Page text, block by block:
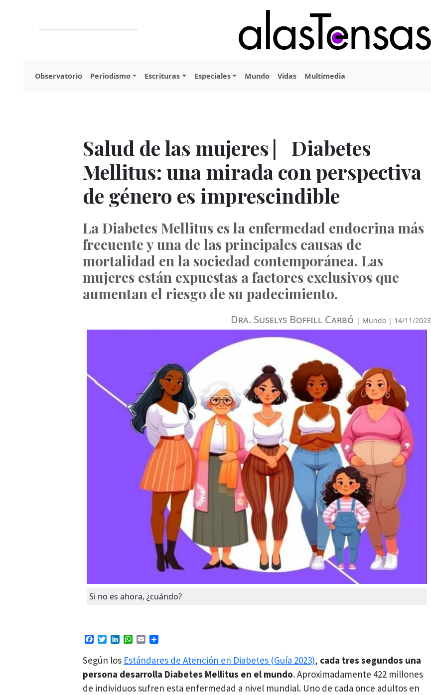
Observatorio Periodismo Escrituras Especiales Mundo Vidas Multimedia
Salud de las mujeres ⎸Diabetes
Mellitus: una mirada con perspectiva
de género es imprescindible
La Diabetes Mellitus es la enfermedad endocrina más
frecuente y una de las principales causas de
mortalidad en la sociedad contemporánea. Las
mujeres están expuestas a factores exclusivos que
aumentan el riesgo de su padecimiento.
Dra. Suselys Boffill Carbó | Mundo | 14/11/2023
Si no es ahora, ¿cuándo?
Facebook
TwitterLinkedIn
WhatsApp
Email
Según los Estándares de Atención en Diabetes (Guía 2023), cada tres segundos una
persona desarrolla Diabetes Mellitus en el mundo. Aproximadamente 422 millones
de individuos sufren esta enfermedad a nivel mundial. Uno de cada once adultos en